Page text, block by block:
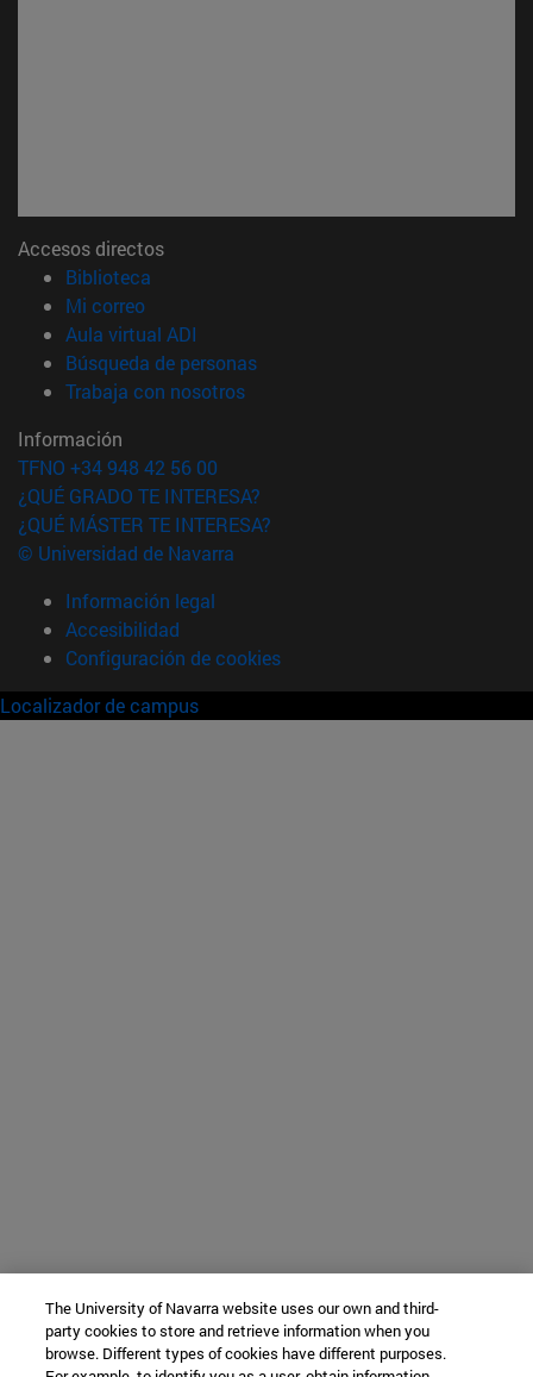
Accesos directos
Biblioteca
Mi correo(abre en nueva ventana)
Aula virtual ADI
Búsqueda de personas(abre en nueva ventana)
Trabaja con nosotros(abre en nueva ventana)
Información
TFNO +34 948 42 56 00
¿QUÉ GRADO TE INTERESA?
¿QUÉ MÁSTER TE INTERESA?
© Universidad de Navarra
Información legal
Accesibilidad
Configuración de cookies
Localizador de campus
The University of Navarra website uses our own and third-
party cookies to store and retrieve information when you
browse. Different types of cookies have different purposes.